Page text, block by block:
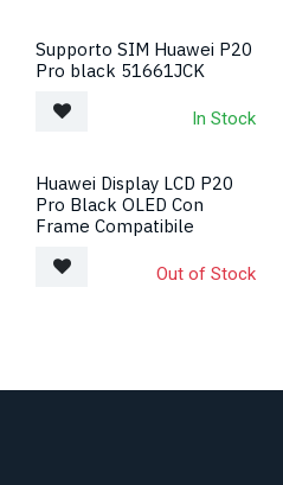
Supporto SIM Huawei P20
Pro black 51661JCK
In Stock
Huawei Display LCD P20
Pro Black OLED Con
Frame Compatibile
Out of Stock